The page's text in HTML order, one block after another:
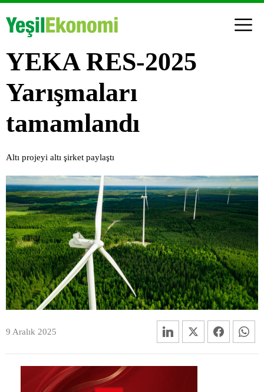
YEKA RES-2025
Yarışmaları
tamamlandı
Altı projeyi altı şirket paylaştı
9 Aralık 2025